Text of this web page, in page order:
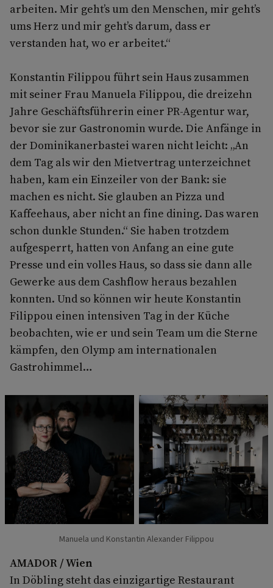
arbeiten. Mir geht’s um den Menschen, mir geht’s
ums Herz und mir geht’s darum, dass er
verstanden hat, wo er arbeitet.“
Konstantin Filippou führt sein Haus zusammen
mit seiner Frau Manuela Filippou, die dreizehn
Jahre Geschäftsführerin einer PR-Agentur war,
bevor sie zur Gastronomin wurde. Die Anfänge in
der Dominikanerbastei waren nicht leicht: „An
dem Tag als wir den Mietvertrag unterzeichnet
haben, kam ein Einzeiler von der Bank: sie
machen es nicht. Sie glauben an Pizza und
Kaffeehaus, aber nicht an fine dining. Das waren
schon dunkle Stunden.“ Sie haben trotzdem
aufgesperrt, hatten von Anfang an eine gute
Presse und ein volles Haus, so dass sie dann alle
Gewerke aus dem Cashflow heraus bezahlen
konnten. Und so können wir heute Konstantin
Filippou einen intensiven Tag in der Küche
beobachten, wie er und sein Team um die Sterne
kämpfen, den Olymp am internationalen
Gastrohimmel…
Manuela und Konstantin Alexander Filippou
AMADOR / Wien
In Döbling steht das einzigartige Restaurant